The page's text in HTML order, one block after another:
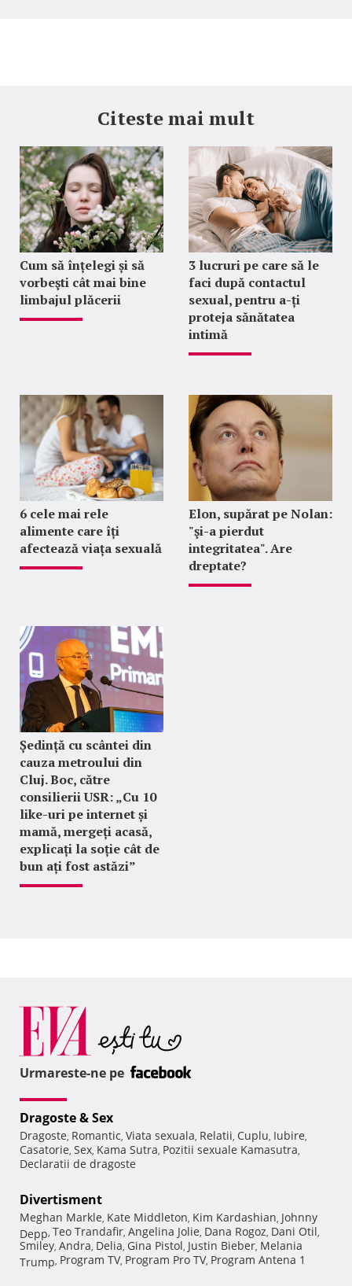
Citeste mai mult
Cum să înțelegi și să
vorbeşti cât mai bine
limbajul plăcerii
3 lucruri pe care să le
faci după contactul
sexual, pentru a-ți
proteja sănătatea
intimă
6 cele mai rele
alimente care îți
afectează viața sexuală
Elon, supărat pe Nolan:
"şi-a pierdut
integritatea". Are
dreptate?
Ședință cu scântei din
cauza metroului din
Cluj. Boc, către
consilierii USR: „Cu 10
like-uri pe internet și
mamă, mergeți acasă,
explicați la soție cât de
bun ați fost astăzi”
Urmareste-ne pe
Dragoste & Sex
Dragoste, Romantic, Viata sexuala, Relatii, Cuplu, Iubire,
Casatorie, Sex, Kama Sutra, Pozitii sexuale Kamasutra,
Declaratii de dragoste
Divertisment
Meghan Markle, Kate Middleton, Kim Kardashian, Johnny
Depp, Teo Trandafir, Angelina Jolie, Dana Rogoz, Dani Otil,
Smiley, Andra, Delia, Gina Pistol, Justin Bieber, Melania
Trump, Program TV, Program Pro TV, Program Antena 1